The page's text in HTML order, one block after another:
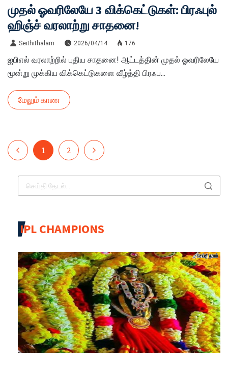
முதல் ஓவரிலேயே 3 விக்கெட்டுகள்: பிரஃபுல்
ஹிஞ்ச் வரலாற்று சாதனை!
Seithithalam 2026/04/14 176
ஐபிஎல் வரலாற்றில் புதிய சாதனை! ஆட்டத்தின் முதல் ஓவரிலேயே
மூன்று முக்கிய விக்கெட்டுகளை வீழ்த்தி பிரஃப...
மேலும் காண
1 2
IPL CHAMPIONS